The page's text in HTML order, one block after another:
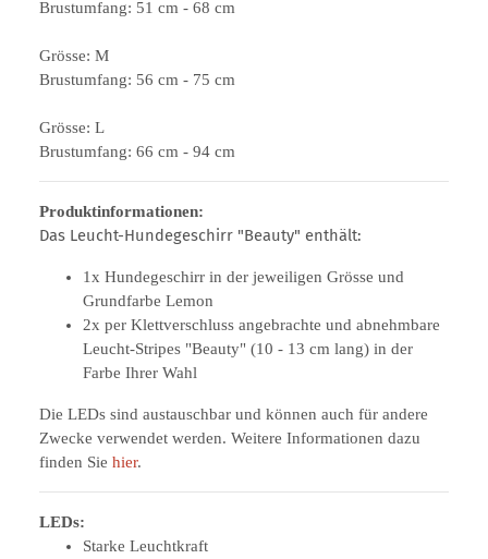
Brustumfang: 51 cm - 68 cm
Grösse: M
Brustumfang: 56 cm - 75 cm
Grösse: L
Brustumfang: 66 cm - 94 cm
Produktinformationen:
Das Leucht-Hundegeschirr "Beauty" enthält:
1x Hundegeschirr in der jeweiligen Grösse und
Grundfarbe Lemon
2x per Klettverschluss angebrachte und abnehmbare
Leucht-Stripes "Beauty" (10 - 13 cm lang) in der
Farbe Ihrer Wahl
Die LEDs sind austauschbar und können auch für andere
Zwecke verwendet werden. Weitere Informationen dazu
finden Sie hier.
LEDs:
Starke Leuchtkraft